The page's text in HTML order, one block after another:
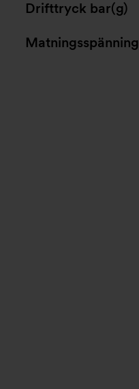
Drifttryck bar(g)
Matningsspänning